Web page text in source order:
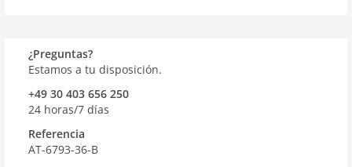
¿Preguntas?
Estamos a tu disposición.
+49 30 403 656 250
24 horas/7 días
Referencia
AT-6793-36-B